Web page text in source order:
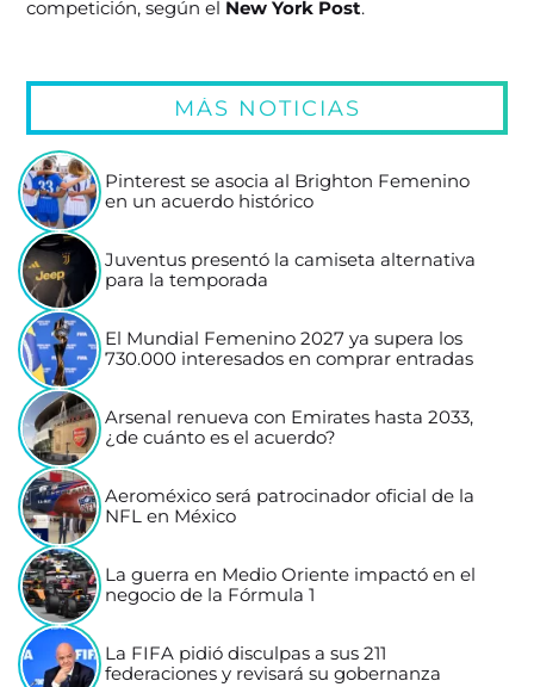
competición, según el New York Post.
MÁS NOTICIAS
Pinterest se asocia al Brighton Femenino
en un acuerdo histórico
Juventus presentó la camiseta alternativa
para la temporada
El Mundial Femenino 2027 ya supera los
730.000 interesados en comprar entradas
Arsenal renueva con Emirates hasta 2033,
¿de cuánto es el acuerdo?
Aeroméxico será patrocinador oficial de la
NFL en México
La guerra en Medio Oriente impactó en el
negocio de la Fórmula 1
La FIFA pidió disculpas a sus 211
federaciones y revisará su gobernanza